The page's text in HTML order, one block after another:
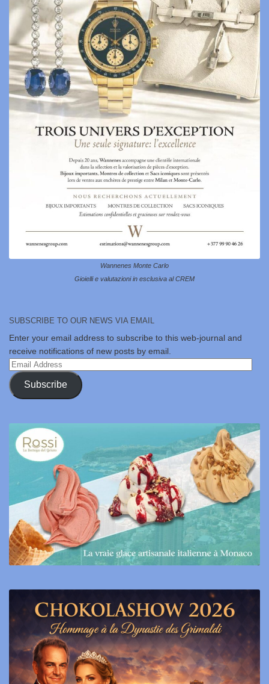
Wannenes Monte Carlo
Gioielli e valutazioni in esclusiva al CREM
SUBSCRIBE TO OUR NEWS VIA EMAIL
Enter your email address to subscribe to this web-journal and
receive notifications of new posts by email.
Email
Address
Subscribe